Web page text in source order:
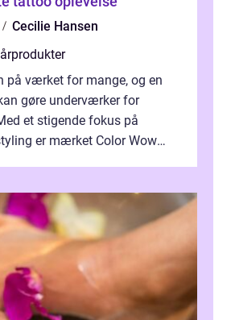
Cecilie Hansen
på værket for mange, og en
gøre underværker for
et stigende fokus på
er mærket Color Wow